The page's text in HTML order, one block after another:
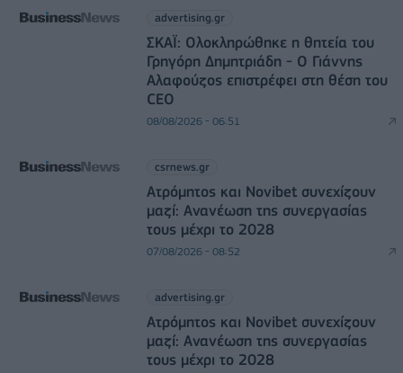
advertising.gr
ΣΚΑΪ: Ολοκληρώθηκε η θητεία του
Γρηγόρη Δημητριάδη - Ο Γιάννης
Αλαφούζος επιστρέφει στη θέση του
CEO
08/08/2026 - 06:51
csrnews.gr
Ατρόμητος και Novibet συνεχίζουν
μαζί: Ανανέωση της συνεργασίας
τους μέχρι το 2028
07/08/2026 - 08:52
advertising.gr
Ατρόμητος και Novibet συνεχίζουν
μαζί: Ανανέωση της συνεργασίας
τους μέχρι το 2028